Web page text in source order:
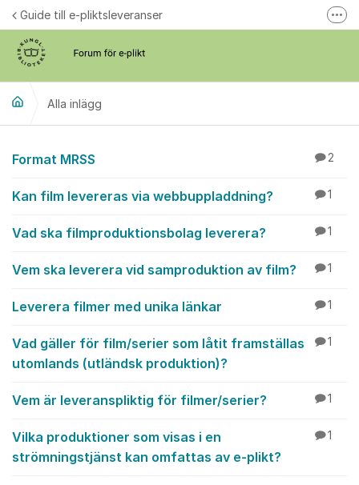
Hoppa till innehåll
Guide till e-pliktsleveranser
Alla inlägg
Alla inlägg
Format MRSS 2
Kan film levereras via webbuppladdning? 1
Vad ska filmproduktionsbolag leverera? 1
Vem ska leverera vid samproduktion av film? 1
Leverera filmer med unika länkar 1
Vad gäller för film/serier som låtit framställas
utomlands (utländsk produktion)?
1
Vem är leveranspliktig för filmer/serier? 1
Vilka produktioner som visas i en
strömningstjänst kan omfattas av e-plikt?
1